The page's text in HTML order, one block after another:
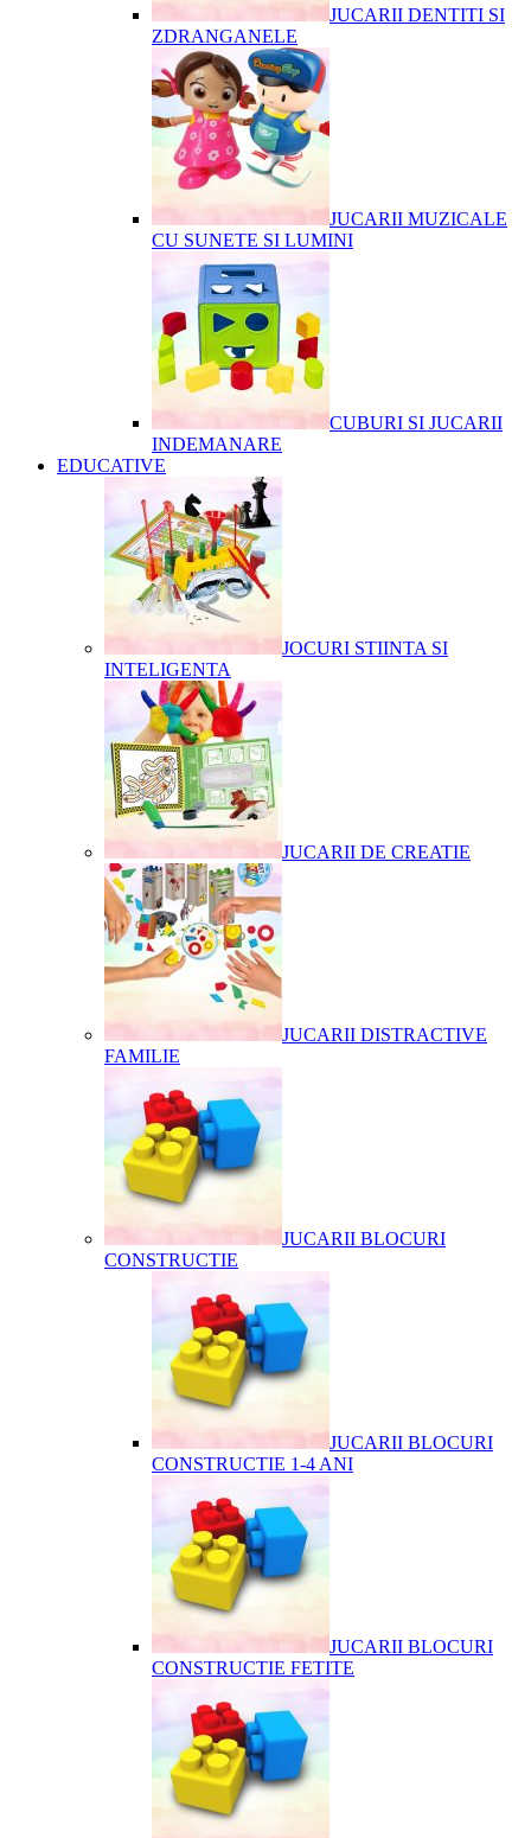
JUCARII DENTITI SI
ZDRANGANELE
JUCARII MUZICALE
CU SUNETE SI LUMINI
CUBURI SI JUCARII
INDEMANARE
EDUCATIVE
JOCURI STIINTA SI
INTELIGENTA
JUCARII DE CREATIE
JUCARII DISTRACTIVE
FAMILIE
JUCARII BLOCURI
CONSTRUCTIE
JUCARII BLOCURI
CONSTRUCTIE 1-4 ANI
JUCARII BLOCURI
CONSTRUCTIE FETITE